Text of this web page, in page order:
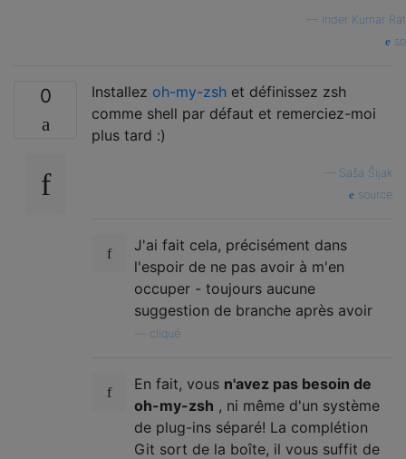
Inder Kumar
0 Installez oh-my-zsh et définissez zsh
comme shell par défaut et remerciez-moi
plus tard :)
Saša Šijak
source
J'ai fait cela, précisément dans
l'espoir de ne pas avoir à m'en
occuper - toujours aucune
suggestion de branche après avoir
cliqué
En fait, vous n'avez pas besoin de
oh-my-zsh , ni même d'un système
de plug-ins séparé! La complétion
Git sort de la boîte, il vous suffit de